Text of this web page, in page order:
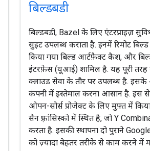
बिल्डबडी
बिल्डबडी, Bazel के लिए एंटरप्राइज़
सुइट उपलब्ध कराता है. इनमें रिमोट
किया गया बिल्ड आर्टफ़ैक्ट कैश, और
इंटरफ़ेस (यूआई) शामिल है. यह पूरी तरह
क्लाउड सेवा के तौर पर उपलब्ध है. इसके
कंपनी में इस्तेमाल करना आसान है. इस
ओपन-सोर्स प्रोजेक्ट के लिए मुफ़्त में
सैन फ़्रांसिस्को में स्थित है, जो Y
करता है. इसकी स्थापना दो पुराने
को ज़्यादा बेहतर तरीके से काम करने में